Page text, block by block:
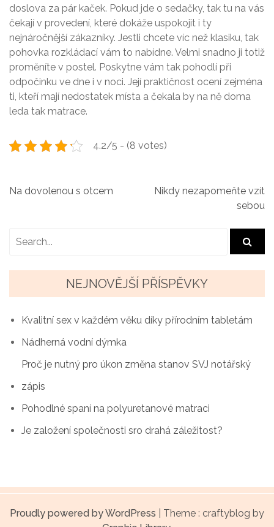
doslova za pár kaček. Pokud jde o sedačky, tak tu na vás
čekají v provedení, které dokáže uspokojit i ty
nejnáročnější zákazníky. Jestli chcete víc než klasiku, tak
pohovka rozkládací vám to nabídne. Velmi snadno ji totiž
proměníte v postel. Poskytne vám tak pohodlí při
odpočinku ve dne i v noci. Její praktičnost ocení zejména
ti, kteří mají nedostatek místa a čekala by na ně doma
leda tak matrace.
4.2/5 - (8 votes)
N
v
i
p
r
o
í
s
Na dovolenou s otcem
Nikdy nezapomeňte vzít
sebou
NEJNOVĚJŠÍ PŘÍSPĚVKY
Kvalitní sex v každém věku díky přírodním tabletám
Nádherná vodní dýmka
Proč je nutný pro úkon změna stanov SVJ notářský
zápis
Pohodlné spaní na polyuretanové matraci
Je založení společnosti sro drahá záležitost?
Proudly powered by WordPress
Theme : craftyblog by